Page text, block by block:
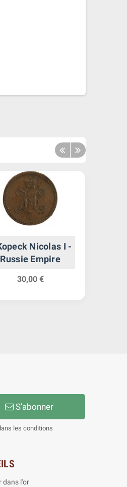
Nicolas I -
Russie Empire
30,00 €
S’abonner
les conditions
dans l'or